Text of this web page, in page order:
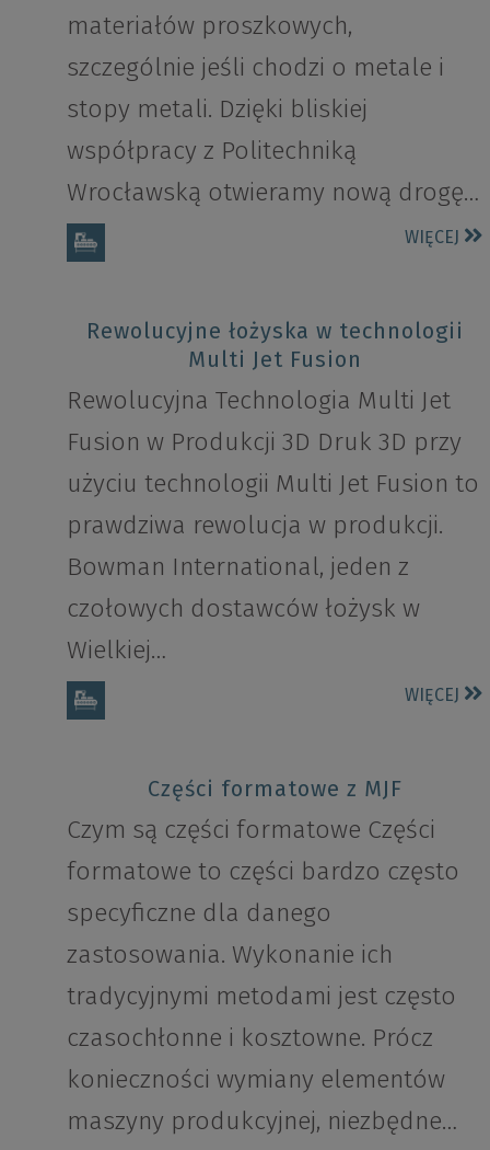
materiałów proszkowych,
szczególnie jeśli chodzi o metale i
stopy metali. Dzięki bliskiej
współpracy z Politechniką
Wrocławską otwieramy nową drogę…
WIĘCEJ
Rewolucyjne łożyska w technologii
Multi Jet Fusion
Rewolucyjna Technologia Multi Jet
Fusion w Produkcji 3D Druk 3D przy
użyciu technologii Multi Jet Fusion to
prawdziwa rewolucja w produkcji.
Bowman International, jeden z
czołowych dostawców łożysk w
Wielkiej…
WIĘCEJ
Części formatowe z MJF
Czym są części formatowe Części
formatowe to części bardzo często
specyficzne dla danego
zastosowania. Wykonanie ich
tradycyjnymi metodami jest często
czasochłonne i kosztowne. Prócz
konieczności wymiany elementów
maszyny produkcyjnej, niezbędne…